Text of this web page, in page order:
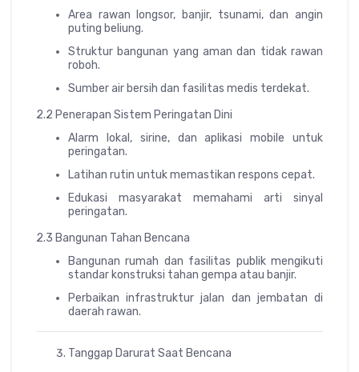
Area rawan longsor, banjir, tsunami, dan angin
puting beliung.
Struktur bangunan yang aman dan tidak rawan
roboh.
Sumber air bersih dan fasilitas medis terdekat.
2.2 Penerapan Sistem Peringatan Dini
Alarm lokal, sirine, dan aplikasi mobile untuk
peringatan.
Latihan rutin untuk memastikan respons cepat.
Edukasi masyarakat memahami arti sinyal
peringatan.
2.3 Bangunan Tahan Bencana
Bangunan rumah dan fasilitas publik mengikuti
standar konstruksi tahan gempa atau banjir.
Perbaikan infrastruktur jalan dan jembatan di
daerah rawan.
Tanggap Darurat Saat Bencana